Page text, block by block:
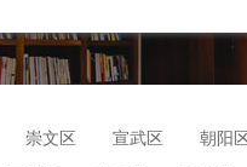
崇文区 宣武区 朝阳